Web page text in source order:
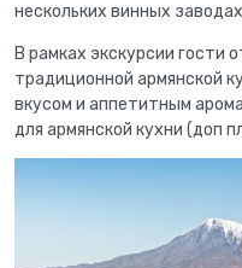
нескольких винных
В рамках экскурсии
традиционной армянской
вкусом и аппетитным
для армянской кухни (доп